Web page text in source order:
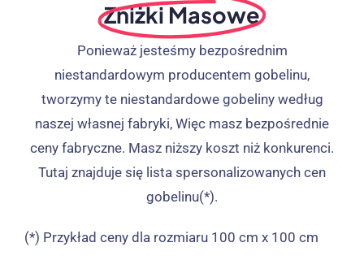
Zniżki Masowe
Ponieważ jesteśmy bezpośrednim
niestandardowym producentem gobelinu,
tworzymy te niestandardowe gobeliny według
naszej własnej fabryki, Więc masz bezpośrednie
ceny fabryczne. Masz niższy koszt niż konkurenci.
Tutaj znajduje się lista spersonalizowanych cen
gobelinu(*).
(*) Przykład ceny dla rozmiaru 100 cm x 100 cm